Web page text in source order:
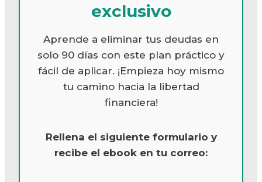
exclusivo
Aprende a eliminar tus deudas en
solo 90 días con este plan práctico y
fácil de aplicar. ¡Empieza hoy mismo
tu camino hacia la libertad
financiera!
Rellena el siguiente formulario y
recibe el ebook en tu correo: